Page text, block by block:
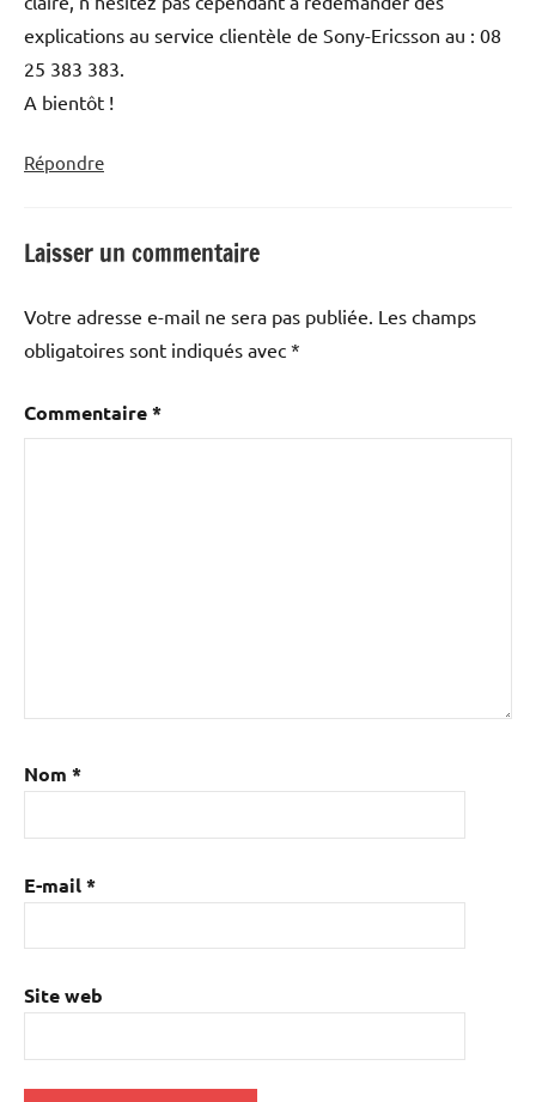
explications au service clientèle de Sony-Ericsson au : 08
25 383 383.
A bientôt !
Répondre
Laisser un commentaire
Votre adresse e-mail ne sera pas publiée. Les champs
obligatoires sont indiqués avec *
Commentaire*
Nom *
E-mail*
Site web